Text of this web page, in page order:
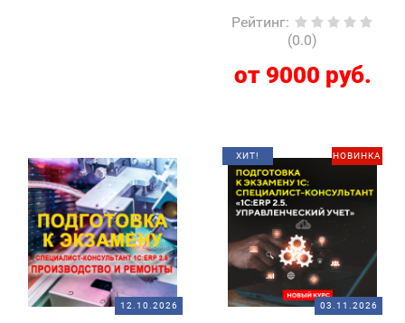
Рейтинг:
(0.0)
от 9000 руб.
12.10.2026
НОВИНКА
ХИТ!
03.11.2026